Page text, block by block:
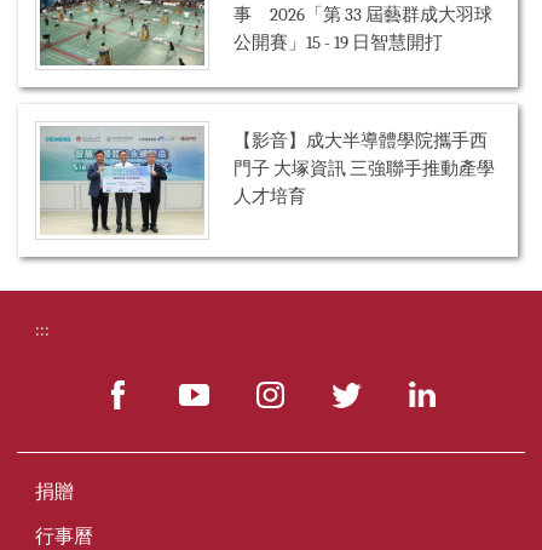
事 2026「第 33 屆藝群成大羽球
公開賽」15 - 19 日智慧開打
【影音】成大半導體學院攜手西
門子 大塚資訊 三強聯手推動產學
人才培育
:::
捐贈
行事曆